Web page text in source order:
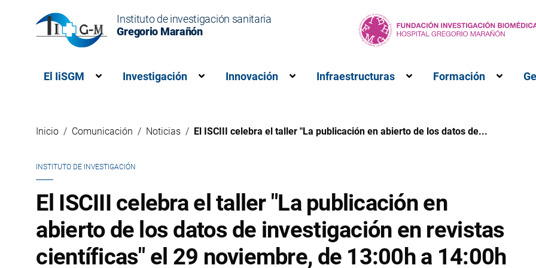
Instituto de investigación sanitaria
Gregorio Marañón
El IiSGM Muestra el submenú para “El IiSGM”
Investigación Muestra el submenú para “Investigación”
Innovación Muestra el submenú para “Innovación”
Infraestructuras Muestra el submenú
Formación
Inicio Comunicación Noticias El ISCIII celebra el taller "La publicación en abierto de los datos de...
INSTITUTO DE INVESTIGACIÓN
El ISCIII celebra el taller "La publicación en
abierto de los datos de investigación en revistas
científicas" el 29 noviembre, de 13:00h a 14:00h